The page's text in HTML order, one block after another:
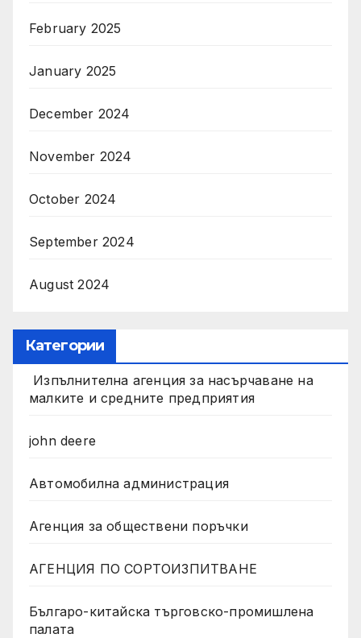
February 2025
January 2025
December 2024
November 2024
October 2024
September 2024
August 2024
Категории
Изпълнителна агенция за насърчаване на
малките и средните предприятия
john deere
Автомобилна администрация
Агенция за обществени поръчки
АГЕНЦИЯ ПО СОРТОИЗПИТВАНЕ
Българо-китайска търговско-промишлена
палата